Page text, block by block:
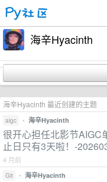
海辛Hyacinth
海辛Hyacinth 最近创建的主题
aigc • 海辛Hyacinth
很开心担任北影节AIGC
止日只有3天啦！-
4 月前
Git • 海辛Hyacinth